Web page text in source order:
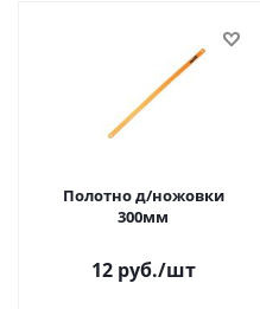
Полотно д/ножовки
300мм
12руб./шт